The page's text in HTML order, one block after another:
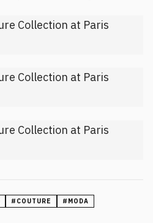
# COUTURE # MODA